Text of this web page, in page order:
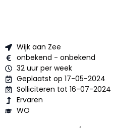
Wijk aan Zee
onbekend - onbekend
32 uur per week
Geplaatst op 17-05-2024
Solliciteren tot 16-07-2024
Ervaren
WO